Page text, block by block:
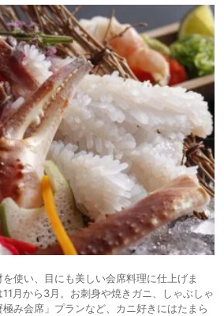
使い、目にも美しい会席料理に仕上げま
月から3月。お刺身や焼きガニ、しゃぶしゃ
み会席」プランなど、カニ好きにはたまら